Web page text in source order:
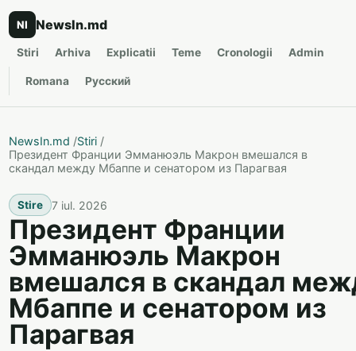
NI NewsIn.md
Stiri Arhiva Explicatii Teme Cronologii Admin
Romana Русский
NewsIn.md /Stiri /
Президент Франции Эмманюэль Макрон вмешался в
скандал между Мбаппе и сенатором из Парагвая
Stire 7 iul. 2026
Президент Франции
Эмманюэль Макрон
вмешался в скандал
Мбаппе и сенатором из
Парагвая